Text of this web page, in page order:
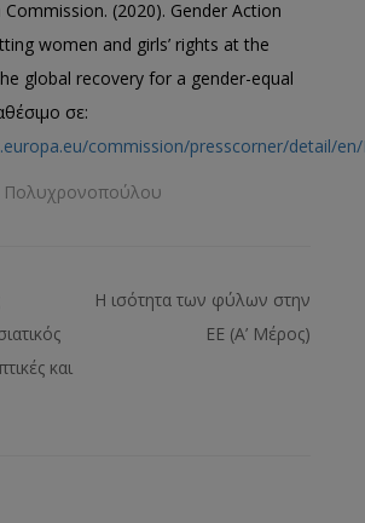
Commission. (2020). Gender Action
women and girls’ rights at the
global recovery for a gender-equal
σε:
commission/presscorner/detail/en/
Πολυχρονοπούλου
και
Η ισότητα των φύλων στην
ΕΕ (Α’ Μέρος)